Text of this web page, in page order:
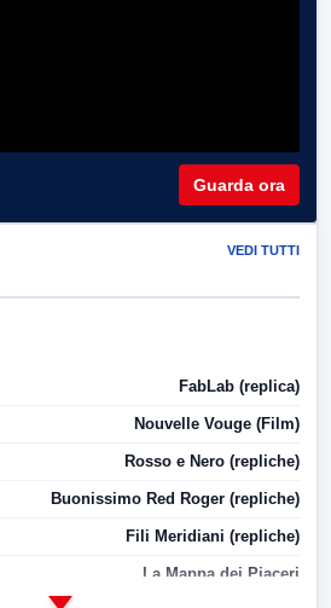
Guarda ora
VEDI TUTTI
FabLab (replica)
Nouvelle Vouge (Film)
Rosso e Nero (repliche)
Buonissimo Red Roger (repliche)
Fili Meridiani (repliche)
La Mappa dei Piaceri